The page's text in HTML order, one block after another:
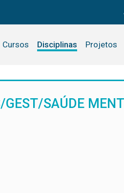
Cursos Disciplinas Projetos
GEST/SAÚDE MENT